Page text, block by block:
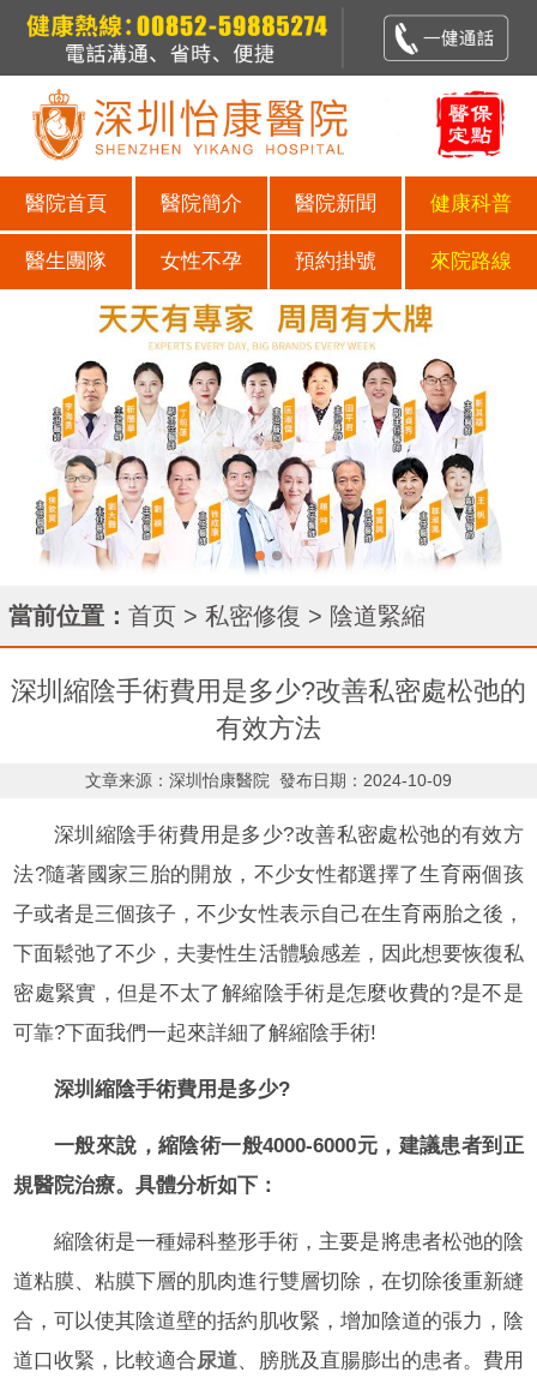
醫院首頁 醫院簡介 醫院新聞 健康科普
醫生團隊 女性不孕 預約掛號 來院路線
當前位置： 首页 > 私密修復 > 陰道緊縮
深圳縮陰手術費用是多少?改善私密處松弛的
有效方法
文章来源：深圳怡康醫院 發布日期：2024-10-09
深圳縮陰手術費用是多少?改善私密處松弛的有效方
法?隨著國家三胎的開放，不少女性都選擇了生育兩個孩
子或者是三個孩子，不少女性表示自己在生育兩胎之後，
下面鬆弛了不少，夫妻性生活體驗感差，因此想要恢復私
密處緊實，但是不太了解縮陰手術是怎麼收費的?是不是
可靠?下面我們一起來詳細了解縮陰手術!
深圳縮陰手術費用是多少?
一般來說，縮陰術一般4000-6000元，建議患者到正
規醫院治療。具體分析如下：
縮陰術是一種婦科整形手術，主要是將患者松弛的陰
道粘膜、粘膜下層的肌肉進行雙層切除，在切除後重新縫
合，可以使其陰道壁的括約肌收緊，增加陰道的張力，陰
道口收緊，比較適合尿道、膀胱及直腸膨出的患者。費用